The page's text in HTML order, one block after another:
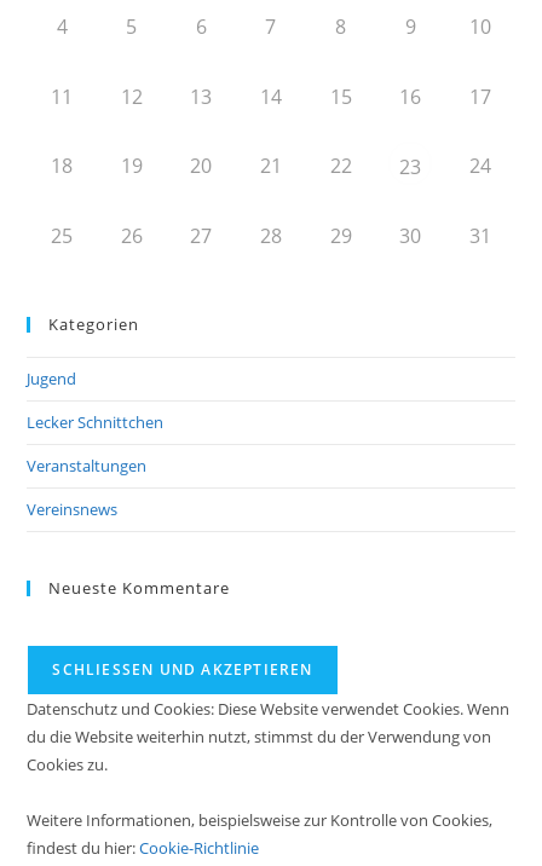
4 5 6 7 8 9 10
11 12 13 14 15 16 17
18 19 20 21 22 23 24
25 26 27 28 29 30 31
Kategorien
Jugend
Lecker Schnittchen
Veranstaltungen
Vereinsnews
Neueste Kommentare
Datenschutz und Cookies: Diese Website verwendet Cookies. Wenn
du die Website weiterhin nutzt, stimmst du der Verwendung von
Cookies zu.
Weitere Informationen, beispielsweise zur Kontrolle von Cookies,
findest du hier:Cookie-Richtlinie